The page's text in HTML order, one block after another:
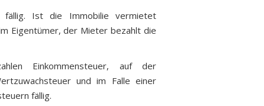
fällig. Ist die Immobilie vermietet
Eigentümer, der Mieter bezahlt die
Einkommensteuer, auf der
und im Falle einer
fällig.